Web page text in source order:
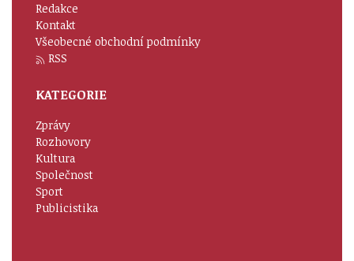
Redakce
Kontakt
Všeobecné obchodní podmínky
RSS
KATEGORIE
Zprávy
Rozhovory
Kultura
Společnost
Sport
Publicistika